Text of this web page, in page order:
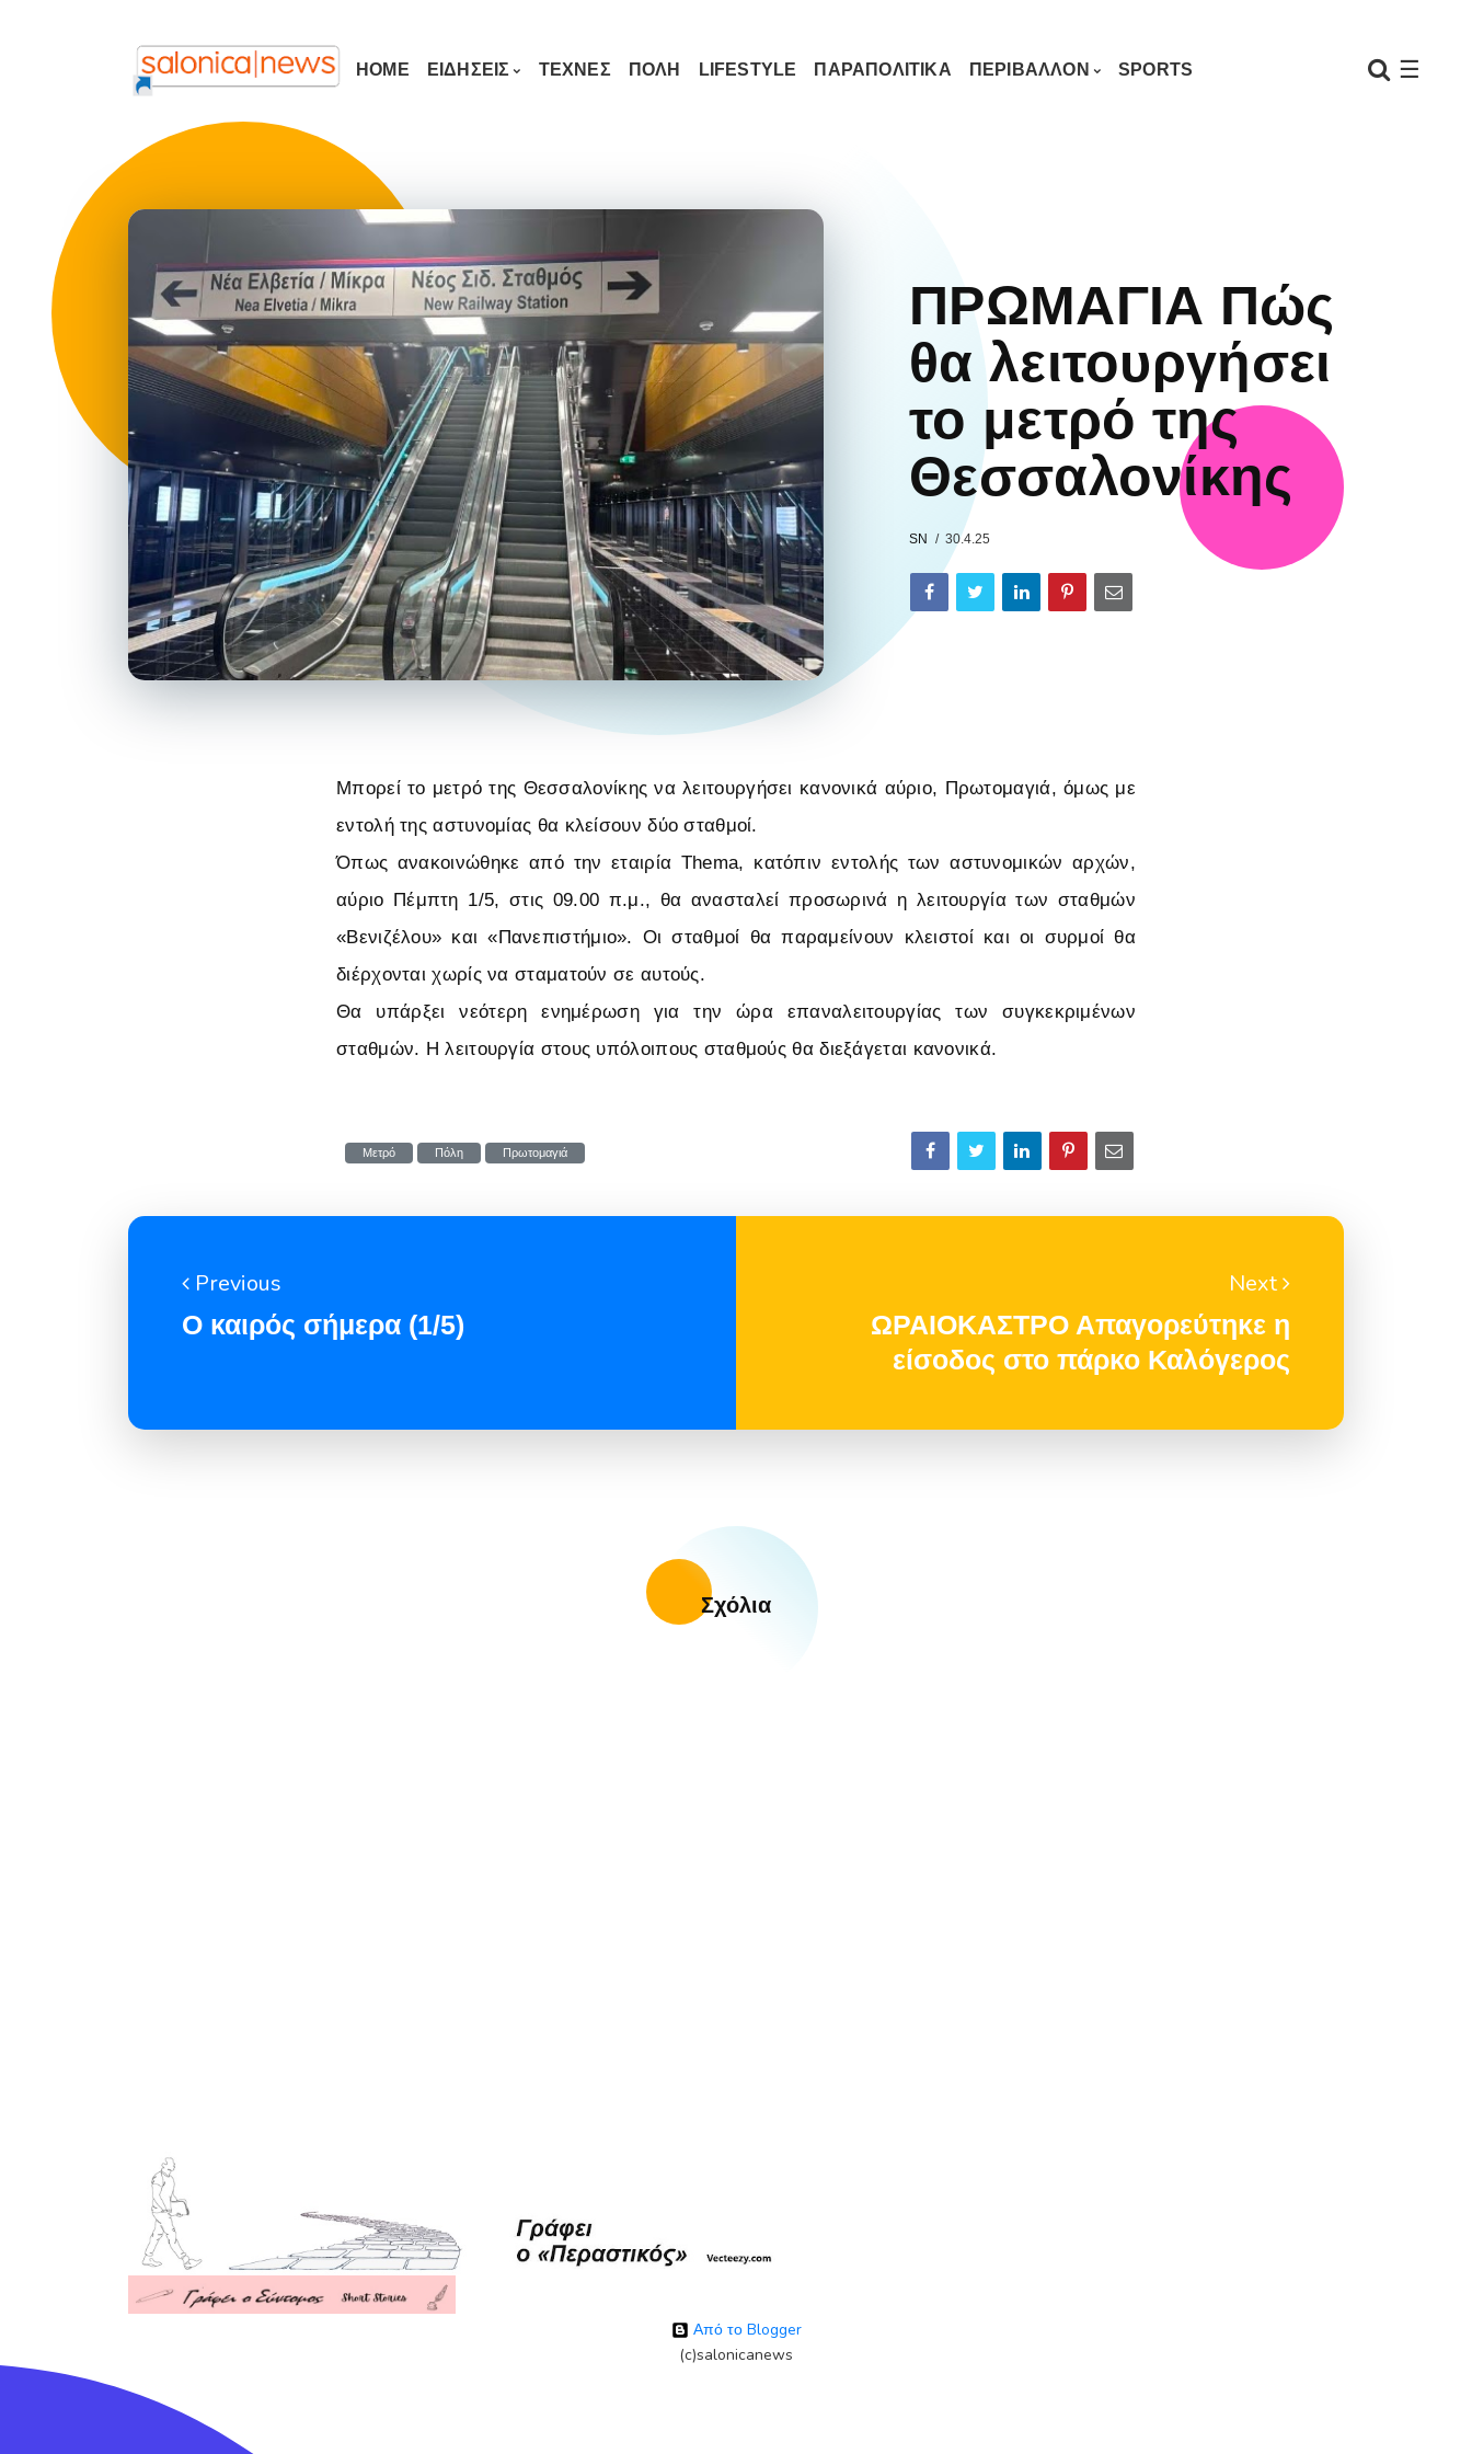
☰
HOME ΕΙΔΗΣΕΙΣ ΤΕΧΝΕΣ ΠΟΛΗ LIFESTYLE ΠΑΡΑΠΟΛΙΤΙΚΑ ΠΕΡΙΒΑΛΛΟΝ SPORTS
ΠΡΩΜΑΓΙΑ Πώς
θα λειτουργήσει
το μετρό της
Θεσσαλονίκης
SN 30.4.25
Μπορεί το μετρό της Θεσσαλονίκης να λειτουργήσει κανονικά αύριο, Πρωτομαγιά, όμως με
εντολή της αστυνομίας θα κλείσουν δύο σταθμοί.
Όπως ανακοινώθηκε από την εταιρία Thema, κατόπιν εντολής των αστυνομικών αρχών,
αύριο Πέμπτη 1/5, στις 09.00 π.μ., θα ανασταλεί προσωρινά η λειτουργία των σταθμών
«Βενιζέλου» και «Πανεπιστήμιο». Οι σταθμοί θα παραμείνουν κλειστοί και οι συρμοί θα
διέρχονται χωρίς να σταματούν σε αυτούς.
Θα υπάρξει νεότερη ενημέρωση για την ώρα επαναλειτουργίας των συγκεκριμένων
σταθμών. H λειτουργία στους υπόλοιπους σταθμούς θα διεξάγεται κανονικά.
Μετρό Πόλη Πρωτομαγιά
Previous
Ο καιρός σήμερα (1/5)
Next
ΩΡΑΙΟΚΑΣΤΡΟ Απαγορεύτηκε η
είσοδος στο πάρκο Καλόγερος
Σχόλια
Από το Blogger
(c)salonicanews